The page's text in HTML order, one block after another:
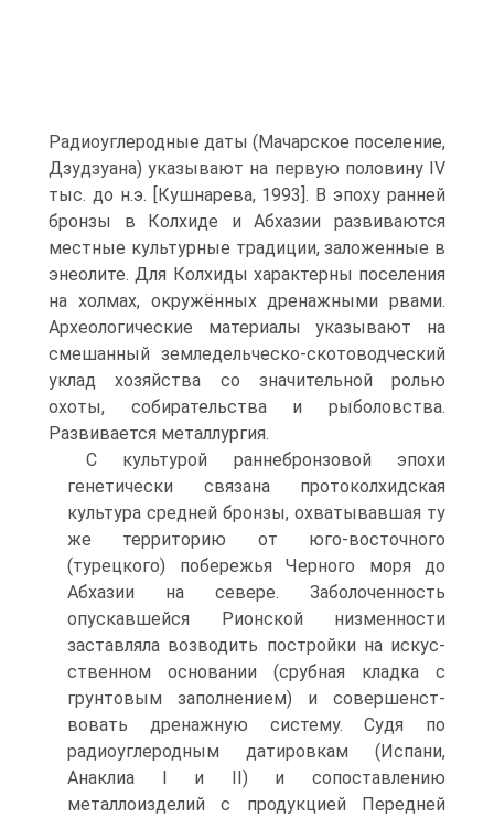
Радиоуглеродные даты (Мачарское поселение,
Дзудзуана) указывают на первую половину IV
тыс. до н.э. [Кушнарева, 1993]. В эпоху ранней
бронзы в Колхиде и Абхазии разви­ваются
местные культурные традиции, заложенные в
энеолите. Для Колхиды характерны поселения
на холмах, окружённых дренажными рвами.
Археологи­ческие материалы указывают на
смешанный земледельческо-скотоводческий
уклад хозяйства со значительной ролью
охоты, собирательства и рыболовства.
Развивается металлургия.
С культурой раннебронзовой эпохи
генетически связана протоколхидская
культура средней бронзы, охватывавшая ту
же территорию от юго-восточного
(турецкого) побережья Черного моря до
Абхазии на севере. Заболоченность
опускавшейся Рионской низменности
заставляла возводить постройки на искус­
ственном основании (срубная кладка с
грунтовым заполнением) и совершенст­
вовать дренажную систему. Судя по
радиоуглеродным датировкам (Испани,
Анаклиа I и II) и сопоставлению
металлоизделий с продукцией Передней